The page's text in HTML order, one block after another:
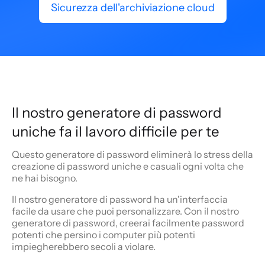
Sicurezza dell'archiviazione cloud
Il nostro generatore di password
uniche fa il lavoro difficile per te
Questo generatore di password eliminerà lo stress della
creazione di password uniche e casuali ogni volta che
ne hai bisogno.
Il nostro generatore di password ha un'interfaccia
facile da usare che puoi personalizzare. Con il nostro
generatore di password, creerai facilmente password
potenti che persino i computer più potenti
impiegherebbero secoli a violare.